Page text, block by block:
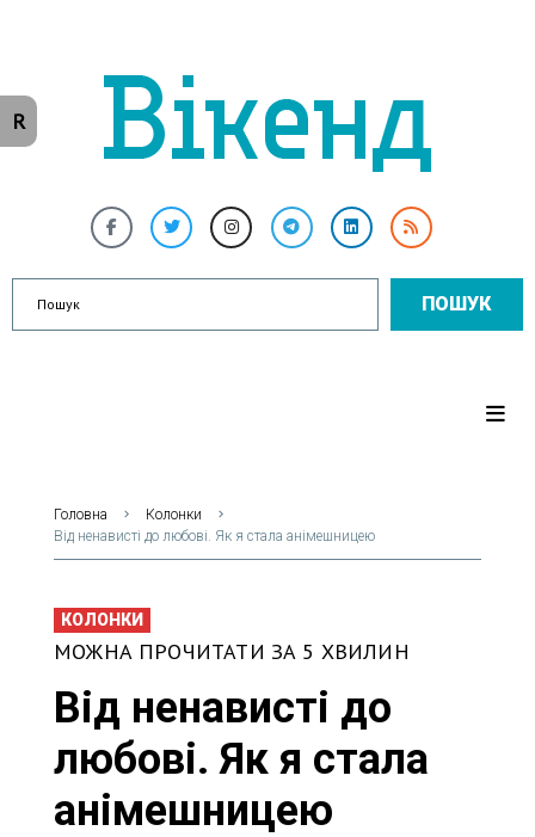
ПОШУК
Головна
Колонки
Від ненависті до любові. Як я стала анімешницею
КОЛОНКИ
МОЖНА ПРОЧИТАТИ ЗА 5 ХВИЛИН
Від ненависті до
любові. Як я стала
анімешницею
R